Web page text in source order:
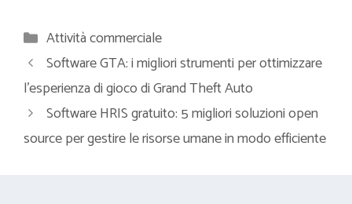
Categorie
Attività commerciale
Software GTA: i migliori strumenti per ottimizzare
l’esperienza di gioco di Grand Theft Auto
Software HRIS gratuito: 5 migliori soluzioni open
source per gestire le risorse umane in modo efficiente